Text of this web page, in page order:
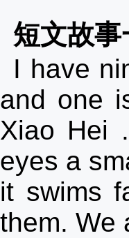
短文故
I have
and one
Xiao Hei
eyes a
it swims
them. We